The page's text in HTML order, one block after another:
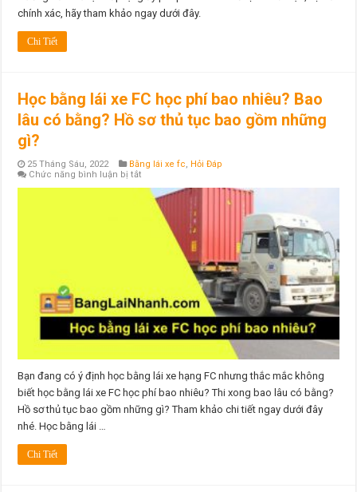
chính xác, hãy tham khảo ngay dưới đây.
Chi Tiết
Học bằng lái xe FC học phí bao nhiêu? Bao
lâu có bằng? Hồ sơ thủ tục bao gồm những
gì?
25 Tháng Sáu, 2022 Bằng lái xe fc, Hỏi Đáp
Chức năng bình luận bị tắt
bằng
có
bằng?
Hồ
sơ
thủ
bao
gồm
những
gì?
Bạn đang có ý định học bằng lái xe hạng FC nhưng thắc mắc không
biết học bằng lái xe FC học phí bao nhiêu? Thi xong bao lâu có bằng?
Hồ sơ thủ tục bao gồm những gì? Tham khảo chi tiết ngay dưới đây
nhé. Học bằng lái …
Chi Tiết